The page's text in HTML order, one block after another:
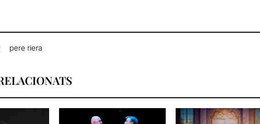
pere riera